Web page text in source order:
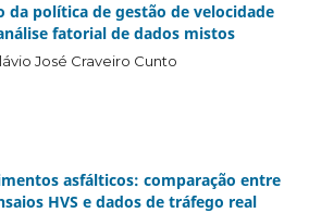
da política de gestão de velocidade
fatorial de dados mistos
José Craveiro Cunto
asfálticos: comparação entre
HVS e dados de tráfego real